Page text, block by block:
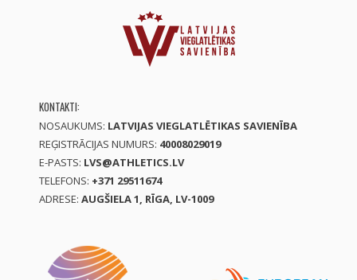
KONTAKTI:
NOSAUKUMS: LATVIJAS VIEGLATLĒTIKAS SAVIENĪBA
REĢISTRĀCIJAS NUMURS: 40008029019
E-PASTS: LVS@ATHLETICS.LV
TELEFONS: +371 29511674
ADRESE: AUGŠIELA 1, RĪGA, LV-1009